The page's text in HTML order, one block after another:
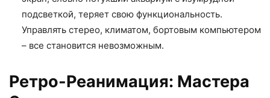
подсветкой, теряет свою функциональность.
Управлять стерео, климатом, бортовым компьютером
– все становится невозможным.
Ретро-Реанимация: Мастера